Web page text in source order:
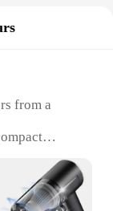
from a
settings
of essential